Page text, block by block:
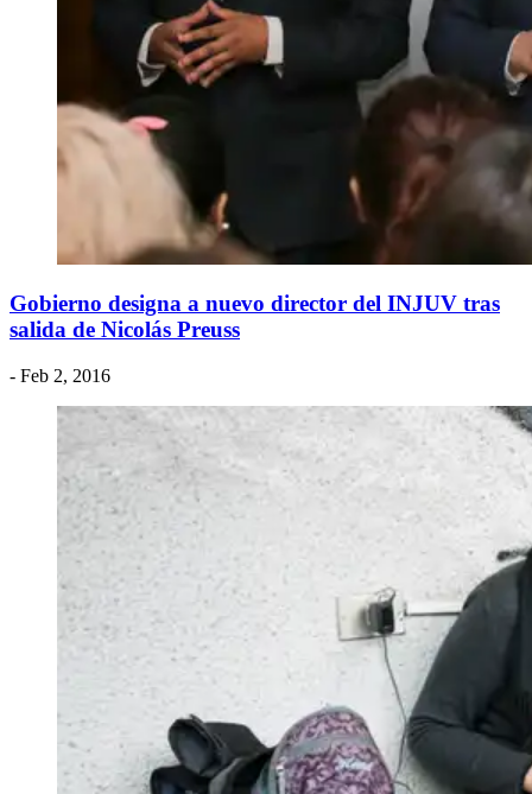
Gobierno designa a nuevo director del INJUV tras
salida de Nicolás Preuss
- Feb 2, 2016